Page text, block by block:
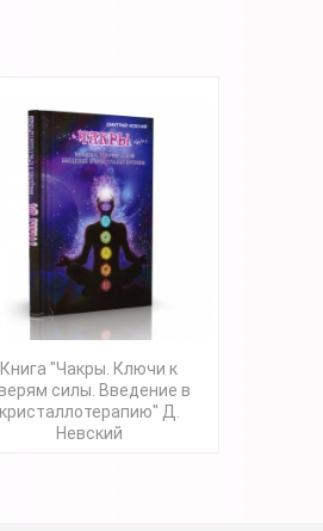
Книга "Чакры. Ключи к
силы. Введение в
кристаллотерапию" Д.
Невский